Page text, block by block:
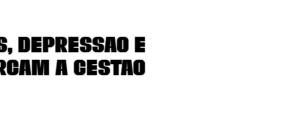
Depressão e
a Gestão